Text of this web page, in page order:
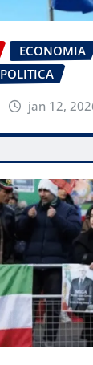
ECONOMIA
POLITICA
jan 12,